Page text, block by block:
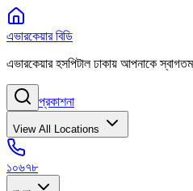
এভারকেয়ার বিডি
এভারকেয়ার হসপিটাল ঢাকায় আপনাকে স্বাগতম
প্রকাশনা
View All Locations
১০৬৭৮